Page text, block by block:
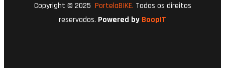
Copyright © 2025 PortelaBIKE. Todos os direitos
reservados. Powered by BoopIT